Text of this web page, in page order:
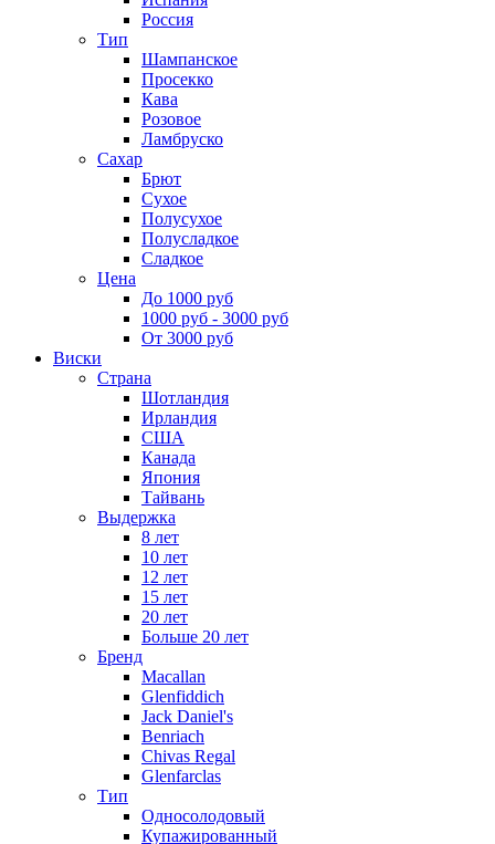
Россия
Тип
Шампанское
Просекко
Кава
Розовое
Ламбруско
Сахар
Брют
Сухое
Полусухое
Полусладкое
Сладкое
Цена
До 1000 руб
1000 руб - 3000 руб
От 3000 руб
Виски
Страна
Шотландия
Ирландия
США
Канада
Япония
Тайвань
Выдержка
8 лет
10 лет
12 лет
15 лет
20 лет
Больше 20 лет
Бренд
Macallan
Glenfiddich
Jack Daniel's
Benriach
Chivas Regal
Glenfarclas
Тип
Односолодовый
Купажированный